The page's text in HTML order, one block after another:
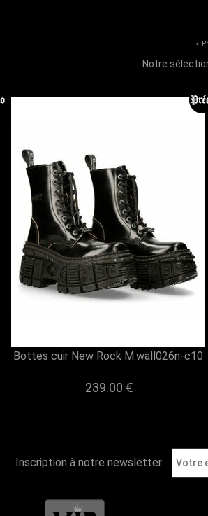
Notre
Bottes cuir New Rock M.wall026n-c10
239.00 €
Inscription à notre newsletter